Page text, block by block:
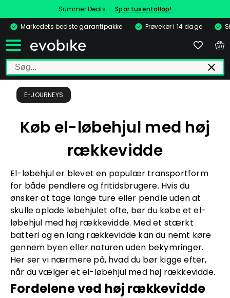
Summer Deals - Spar tusentallap!
Markedets bedste garantipakke
Prøvekør i 14 dage
E-JOURNEYS
Køb el-løbehjul med høj
rækkevidde
El-løbehjul er blevet en populær transportform
for både pendlere og fritidsbrugere. Hvis du
ønsker at tage lange ture eller pendle uden at
skulle oplade løbehjulet ofte, bør du købe et el-
løbehjul med høj rækkevidde. Med et stærkt
batteri og en lang rækkevidde kan du nemt køre
gennem byen eller naturen uden bekymringer.
Her ser vi nærmere på, hvad du bør kigge efter,
når du vælger et el-løbehjul med høj rækkevidde.
Fordelene ved høj rækkevidde